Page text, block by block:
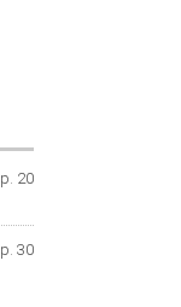
p. 20
p. 30